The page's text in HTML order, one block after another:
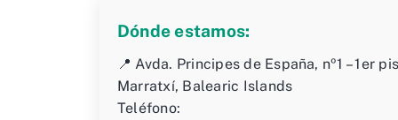
Dónde estamos:
📍 Avda. Principes de España, nº1 – 1er
Marratxí, Balearic Islands
Teléfono: